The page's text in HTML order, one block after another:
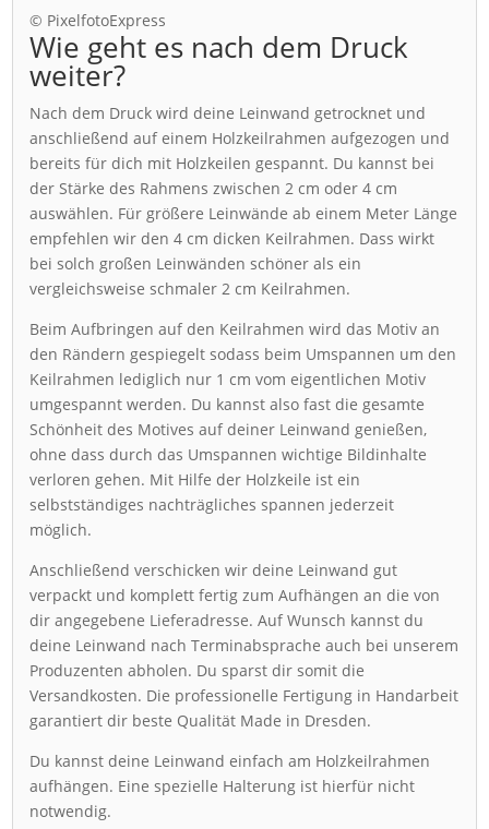
© PixelfotoExpress
Wie geht es nach dem Druck
weiter?
Nach dem Druck wird deine Leinwand getrocknet und
anschließend auf einem Holzkeilrahmen aufgezogen und
bereits für dich mit Holzkeilen gespannt. Du kannst bei
der Stärke des Rahmens zwischen 2 cm oder 4 cm
auswählen. Für größere Leinwände ab einem Meter Länge
empfehlen wir den 4 cm dicken Keilrahmen. Dass wirkt
bei solch großen Leinwänden schöner als ein
vergleichsweise schmaler 2 cm Keilrahmen.
Beim Aufbringen auf den Keilrahmen wird das Motiv an
den Rändern gespiegelt sodass beim Umspannen um den
Keilrahmen lediglich nur 1 cm vom eigentlichen Motiv
umgespannt werden. Du kannst also fast die gesamte
Schönheit des Motives auf deiner Leinwand genießen,
ohne dass durch das Umspannen wichtige Bildinhalte
verloren gehen. Mit Hilfe der Holzkeile ist ein
selbstständiges nachträgliches spannen jederzeit
möglich.
Anschließend verschicken wir deine Leinwand gut
verpackt und komplett fertig zum Aufhängen an die von
dir angegebene Lieferadresse. Auf Wunsch kannst du
deine Leinwand nach Terminabsprache auch bei unserem
Produzenten abholen. Du sparst dir somit die
Versandkosten. Die professionelle Fertigung in Handarbeit
garantiert dir beste Qualität Made in Dresden.
Du kannst deine Leinwand einfach am Holzkeilrahmen
aufhängen. Eine spezielle Halterung ist hierfür nicht
notwendig.